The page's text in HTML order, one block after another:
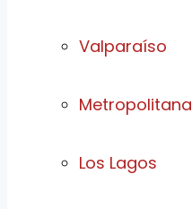
Valparaíso
Metropolitana
Los Lagos